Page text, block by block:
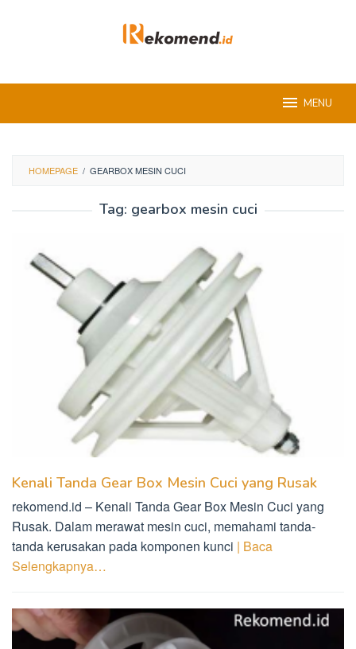
MENU
HOMEPAGE / GEARBOX MESIN CUCI
Tag: gearbox mesin cuci
Kenali Tanda Gear Box Mesin Cuci yang Rusak
rekomend.id – Kenali Tanda Gear Box Mesin Cuci yang
Rusak. Dalam merawat mesin cuci, memahami tanda-
tanda kerusakan pada komponen kunci | Baca
Selengkapnya…